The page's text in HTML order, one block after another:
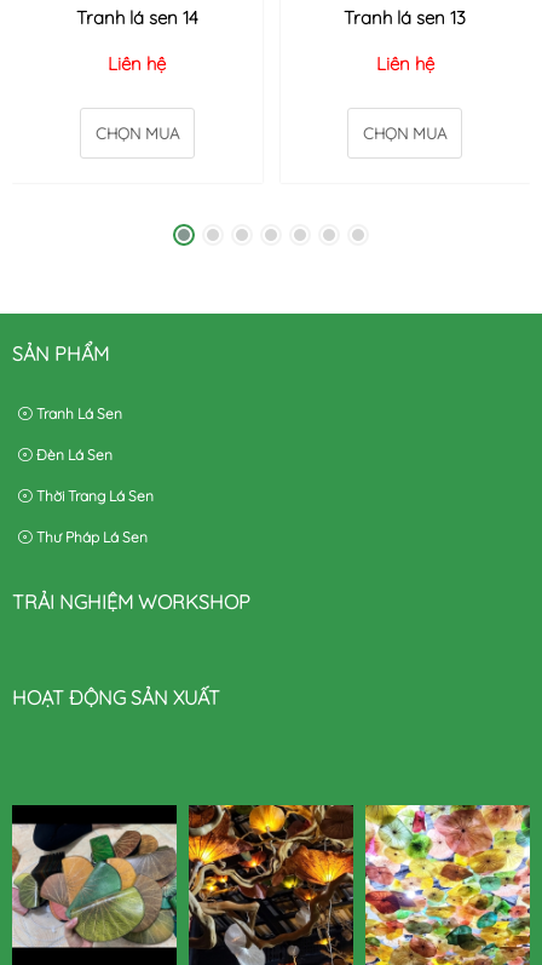
Tranh lá sen 14
Liên hệ
CHỌN MUA
Tranh lá sen 13
Liên hệ
CHỌN MUA
SẢN PHẨM
Tranh Lá Sen
Đèn Lá Sen
Thời Trang Lá Sen
Thư Pháp Lá Sen
TRẢI NGHIỆM WORKSHOP
HOẠT ĐỘNG SẢN XUẤT